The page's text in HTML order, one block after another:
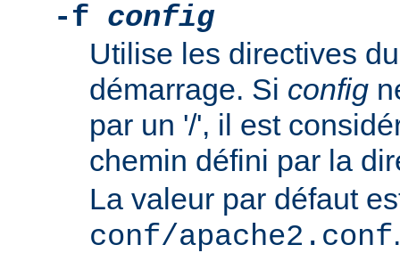
-f config
Utilise les directives
démarrage. Si config
par un '/', il est
chemin défini par la
La valeur par défaut
conf/apache2.conf.